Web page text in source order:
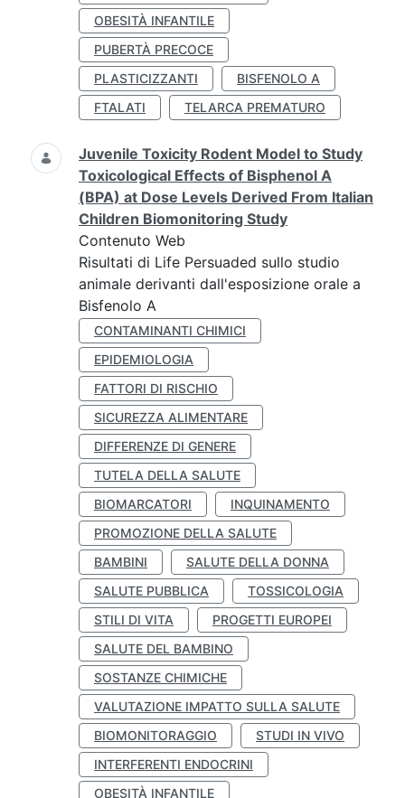
OBESITÀ INFANTILE
PUBERTÀ PRECOCE
PLASTICIZZANTI
BISFENOLO A
FTALATI
TELARCA PREMATURO
Juvenile Toxicity Rodent Model to Study
Toxicological Effects of Bisphenol A
(BPA) at Dose Levels Derived From Italian
Children Biomonitoring Study
Contenuto Web
Risultati di Life Persuaded sullo studio
animale derivanti dall'esposizione orale a
Bisfenolo A
CONTAMINANTI CHIMICI
EPIDEMIOLOGIA
FATTORI DI RISCHIO
SICUREZZA ALIMENTARE
DIFFERENZE DI GENERE
TUTELA DELLA SALUTE
BIOMARCATORI
INQUINAMENTO
PROMOZIONE DELLA SALUTE
BAMBINI
SALUTE DELLA DONNA
SALUTE PUBBLICA
TOSSICOLOGIA
STILI DI VITA
PROGETTI EUROPEI
SALUTE DEL BAMBINO
SOSTANZE CHIMICHE
VALUTAZIONE IMPATTO SULLA SALUTE
BIOMONITORAGGIO
STUDI IN VIVO
INTERFERENTI ENDOCRINI
OBESITÀ INFANTILE